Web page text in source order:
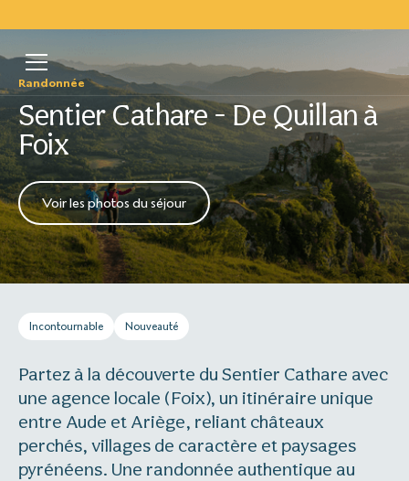
Randonnée
Sentier Cathare - De Quillan à
Foix
Voir les photos du séjour
Incontournable Nouveauté
Partez à la découverte du Sentier Cathare avec
une agence locale (Foix), un itinéraire unique
entre Aude et Ariège, reliant châteaux
perchés, villages de caractère et paysages
pyrénéens. Une randonnée authentique au